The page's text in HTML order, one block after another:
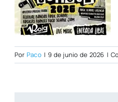
Por Paco | 9 de junio de 2026 |